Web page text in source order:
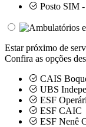
Posto SIM
Estar próximo de
Confira as opções
CAIS
UBS
ESF
ESF CAIC
ESF Nenê